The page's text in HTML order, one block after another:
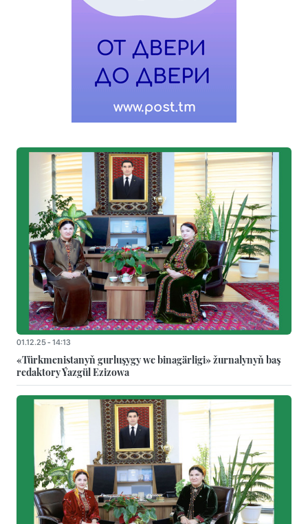
01.12.25 - 14:13
«Türkmenistanyň gurluşygy we binagärligi» žurnalynyň baş
redaktory Ýazgül Ezizowa